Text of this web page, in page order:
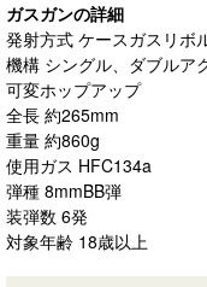
ガスガンの詳細
発射方式 ケースガスリボ
機構 シングル、ダブルア
可変ホップアップ
全長 約265mm
重量 約860g
使用ガス HFC134a
弾種 8mmBB弾
装弾数 6発
対象年齢 18歳以上